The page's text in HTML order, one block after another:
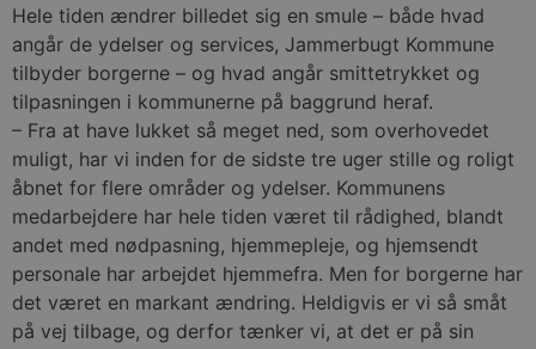
Hele tiden ændrer billedet sig en smule – både hvad
angår de ydelser og services, Jammerbugt Kommune
tilbyder borgerne – og hvad angår smittetrykket og
tilpasningen i kommunerne på baggrund heraf.
– Fra at have lukket så meget ned, som overhovedet
muligt, har vi inden for de sidste tre uger stille og roligt
åbnet for flere områder og ydelser. Kommunens
medarbejdere har hele tiden været til rådighed, blandt
andet med nødpasning, hjemmepleje, og hjemsendt
personale har arbejdet hjemmefra. Men for borgerne har
det været en markant ændring. Heldigvis er vi så småt
på vej tilbage, og derfor tænker vi, at det er på sin